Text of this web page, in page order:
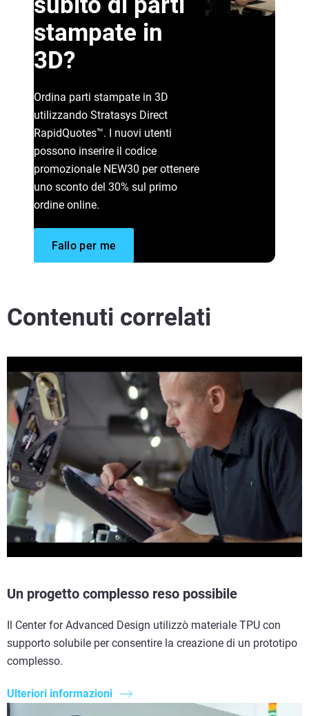
Leggi di più
Leggi di più
stampate in
3D?
Ordina parti stampate in 3D
utilizzando Stratasys Direct
RapidQuotes™. I nuovi utenti
possono inserire il codice
promozionale NEW30 per ottenere
uno sconto del 30% sul primo
ordine online.
Fallo per me
Contenuti correlati
Un progetto complesso reso possibile
Il Center for Advanced Design utilizzò materiale TPU con
supporto solubile per consentire la creazione di un prototipo
complesso.
Ulteriori informazioni